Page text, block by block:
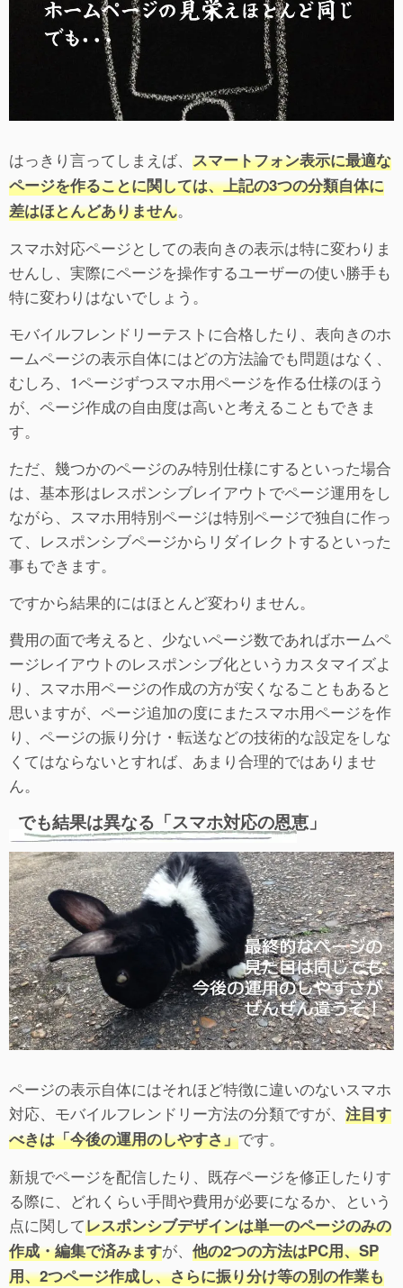
はっきり言ってしまえば、 スマートフォン表示に最適な
ページを作ることに関しては、上記の3つの分類自体に
差はほとんどありません。
スマホ対応ページとしての表向きの表示は特に変わりま
せんし、実際にページを操作するユーザーの使い勝手も
特に変わりはないでしょう。
モバイルフレンドリーテストに合格したり、表向きのホ
ームページの表示自体にはどの方法論でも問題はなく、
むしろ、1ページずつスマホ用ページを作る仕様のほう
が、ページ作成の自由度は高いと考えることもできま
す。
ただ、幾つかのページのみ特別仕様にするといった場合
は、基本形はレスポンシブレイアウトでページ運用をし
ながら、スマホ用特別ページは特別ページで独自に作っ
て、レスポンシブページからリダイレクトするといった
事もできます。
ですから結果的にはほとんど変わりません。
費用の面で考えると、少ないページ数であればホームペ
ージレイアウトのレスポンシブ化というカスタマイズよ
り、スマホ用ページの作成の方が安くなることもあると
思いますが、ページ追加の度にまたスマホ用ページを作
り、ページの振り分け・転送などの技術的な設定をしな
くてはならないとすれば、あまり合理的ではありませ
ん。
でも結果は異なる「スマホ対応の恩恵」
ページの表示自体にはそれほど特徴に違いのないスマホ
対応、モバイルフレンドリー方法の分類ですが、 注目す
べきは「今後の運用のしやすさ」です。
新規でページを配信したり、既存ページを修正したりす
る際に、どれくらい手間や費用が必要になるか、という
点に関してレスポンシブデザインは単一のページのみの
作成・編集で済みますが、 他の2つの方法はPC用、SP
用、2つページ作成し、さらに振り分け等の別の作業も